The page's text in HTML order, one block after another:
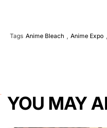
Tags Anime Bleach , Anime Expo ,
YOU MAY